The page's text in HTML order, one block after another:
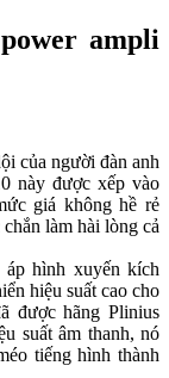
ampli
của người đàn anh
này được xếp vào
giá không hề rẻ
làm hài lòng cả
hình xuyến kích
hiệu suất cao cho
được hãng Plinius
suất âm thanh, nó
tiếng hình thành